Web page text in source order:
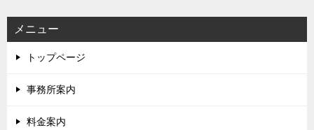
メニュー
トップページ
事務所案内
料金案内